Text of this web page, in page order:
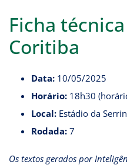
Ficha
Coritiba
Data:10/05/2025
Horário:18h30
Local:Estádio da
Rodada:7
Os textos gerados por